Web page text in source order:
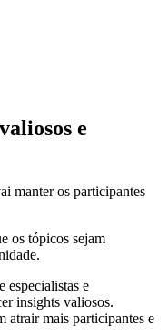
e
manter os participantes
os tópicos sejam
especialistas e
insights valiosos.
atrair mais participantes e